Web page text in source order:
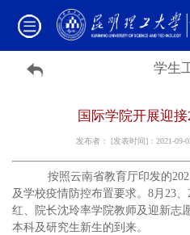
学生
国际学院开展迎
发布者： [发表时间]：2021-09-
按照云南省教育厅印发的
及学校疫情防控布置要求。8月23
红、院长沈玲率学院教师及迎新志
本科及研究生新生的到来。